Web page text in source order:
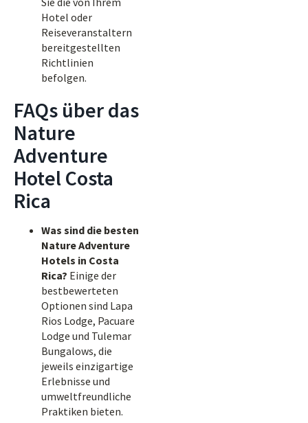
Hotel oder
Reiseveranstaltern
bereitgestellten
Richtlinien
befolgen.
FAQs über das
Nature
Adventure
Hotel Costa
Rica
Was sind die besten
Nature Adventure
Hotels in Costa
Rica? Einige der
bestbewerteten
Optionen sind Lapa
Rios Lodge, Pacuare
Lodge und Tulemar
Bungalows, die
jeweils einzigartige
Erlebnisse und
umweltfreundliche
Praktiken bieten.